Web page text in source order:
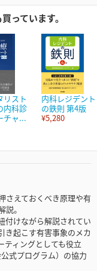
っています。
リスト
内科診
チャ...
内科レジデント
の鉄則 第4版
¥5,280
さえておくべき原理や有
。
付けながら解説されてい
き起こす有害事象のメカ
ティングとしても役立
式プログラム）の協力